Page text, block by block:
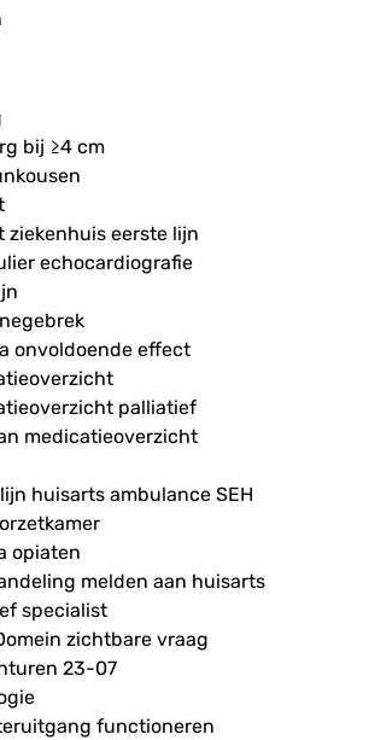
bij ≥4 cm
ziekenhuis eerste lijn
echocardiografie
onvoldoende effect
palliatief
medicatieoverzicht
huisarts ambulance SEH
opiaten
melden aan huisarts
specialist
zichtbare vraag
23-07
functioneren